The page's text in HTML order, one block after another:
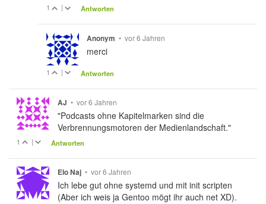
1 | Antworten
Anonym • vor 6 Jahren
merci
1 | Antworten
AJ • vor 6 Jahren
"Podcasts ohne Kapitelmarken sind die
Verbrennungsmotoren der Medienlandschaft."
1 | Antworten
Elo Naj • vor 6 Jahren
Ich lebe gut ohne systemd und mit init scripten
(Aber ich weis ja Gentoo mögt ihr auch net XD).